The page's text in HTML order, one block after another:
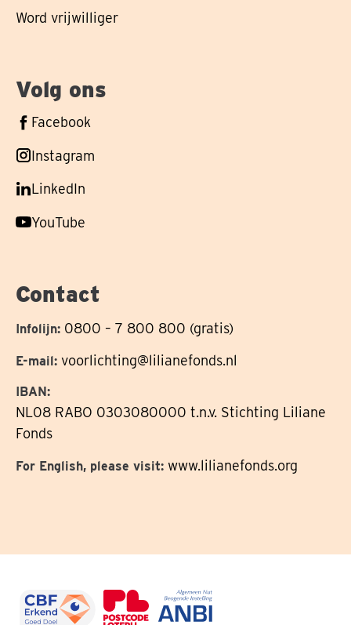
Word vrijwilliger
Volg ons
Volg
op
Facebook
Volg
op
Instagram
Volg
op
LinkedIn
Volg
YouTube
Contact
Infolijn: 0800 – 7 800 800 (gratis)
E-mail: voorlichting@lilianefonds.nl
IBAN:
NL08 RABO 0303080000 t.n.v. Stichting Liliane
Fonds
For English, please visit: www.lilianefonds.org